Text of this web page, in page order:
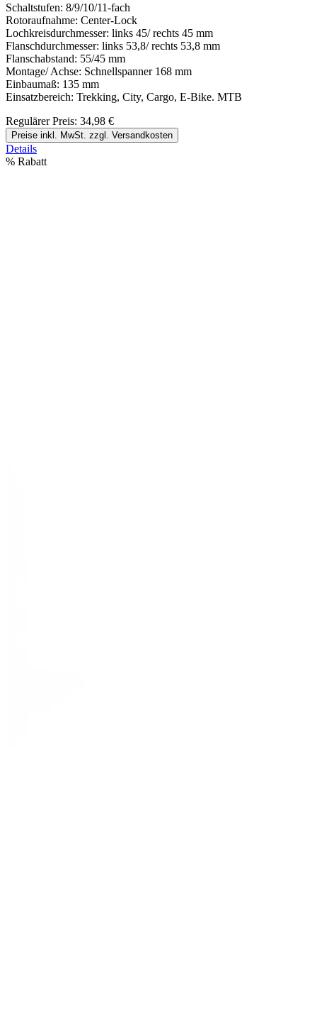
Schaltstufen: 8/9/10/11-fach
Rotoraufnahme: Center-Lock
Lochkreisdurchmesser: links 45/ rechts 45 mm
Flanschdurchmesser: links 53,8/ rechts 53,8 mm
Flanschabstand: 55/45 mm
Montage/ Achse: Schnellspanner 168 mm
Einbaumaß: 135 mm
Einsatzbereich: Trekking, City, Cargo, E-Bike. MTB
Regulärer Preis: 34,98 €
Preise inkl. MwSt. zzgl. Versandkosten
Details
% Rabatt